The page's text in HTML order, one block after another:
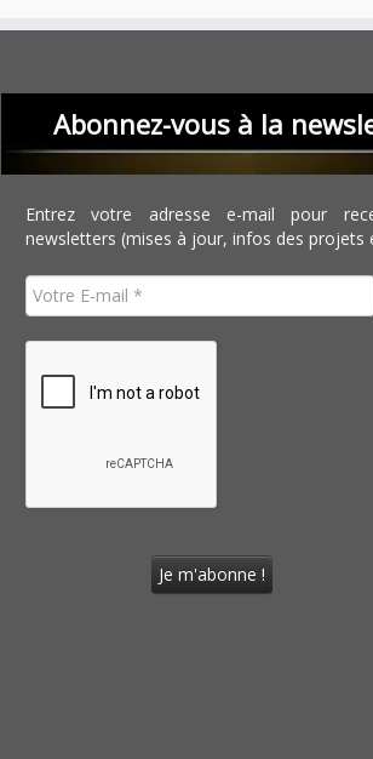
Abonnez-vous à la
Entrez votre adresse e-mail pour
newsletters (mises à jour, infos des projets